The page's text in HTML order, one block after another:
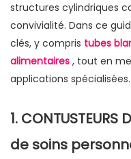
structures cylindriques
convivialité. Dans ce
clés, y compris tubes
alimentaires , tout en
applications spécialisées.
1.
de soins